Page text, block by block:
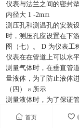
首页
仪表与法兰之间的密封
内径大 1 -2mm
测压孔和测温孔的安装
时，测压孔应设置在下
图（七）。 D 为仪表工
仪表在在管道上可以水
测量气体时，在垂直管
量液体，为了防止液体
（四） a 所示
测量液体时，为了保证
表时，应该保证液体流
防止气体进入仪表测量